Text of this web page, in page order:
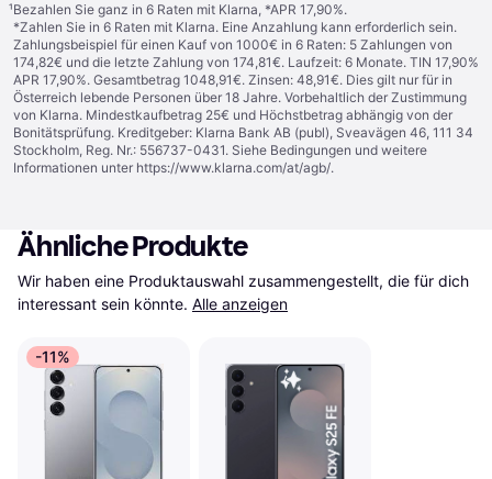
¹Bezahlen Sie ganz in 6 Raten mit Klarna, *APR 17,90%.
*Zahlen Sie in 6 Raten mit Klarna. Eine Anzahlung kann erforderlich sein.
Zahlungsbeispiel für einen Kauf von 1000€ in 6 Raten: 5 Zahlungen von
174,82€ und die letzte Zahlung von 174,81€. Laufzeit: 6 Monate. TIN 17,90%
APR 17,90%. Gesamtbetrag 1048,91€. Zinsen: 48,91€. Dies gilt nur für in
Österreich lebende Personen über 18 Jahre. Vorbehaltlich der Zustimmung
von Klarna. Mindestkaufbetrag 25€ und Höchstbetrag abhängig von der
Bonitätsprüfung. Kreditgeber: Klarna Bank AB (publ), Sveavägen 46, 111 34
Stockholm, Reg. Nr.: 556737-0431. Siehe Bedingungen und weitere
Informationen unter https://www.klarna.com/at/agb/.
Ähnliche Produkte
Wir haben eine Produktauswahl zusammengestellt, die für dich
interessant sein könnte. Alle anzeigen
-11%